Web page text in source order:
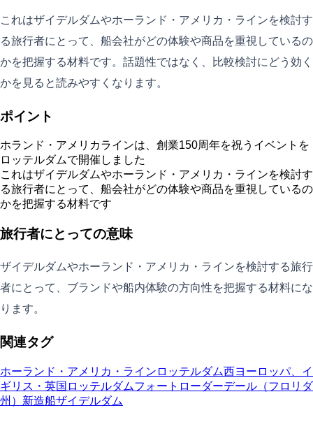
これはザイデルダムやホーランド・アメリカ・ラインを検討す
る旅行者にとって、船会社がどの体験や商品を重視しているの
かを把握する材料です。話題性ではなく、比較検討にどう効く
かを見ると読みやすくなります。
ポイント
ホランド・アメリカラインは、創業150周年を祝うイベントを
ロッテルダムで開催しました
これはザイデルダムやホーランド・アメリカ・ラインを検討す
る旅行者にとって、船会社がどの体験や商品を重視しているの
かを把握する材料です
旅行者にとっての意味
ザイデルダムやホーランド・アメリカ・ラインを検討する旅行
者にとって、ブランドや船内体験の方向性を把握する材料にな
ります。
関連タグ
ホーランド・アメリカ・ライン ロッテルダム西ヨーロッパ、イ
ギリス・英国 ロッテルダムフォートローダーデール（フロリダ
州） 新造船ザイデルダム